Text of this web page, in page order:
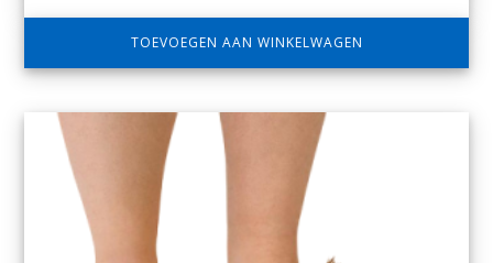
TOEVOEGEN AAN WINKELWAGEN